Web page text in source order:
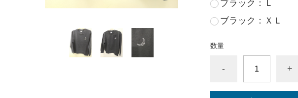
ブラック：Ｌ
ブラック：ＸＬ
数量
- +